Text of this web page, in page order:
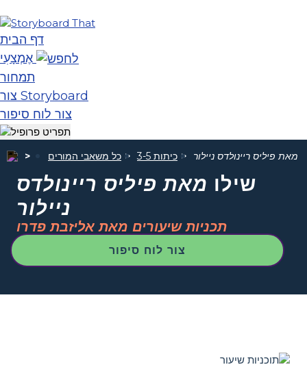
דף הבית
אֶמְצָעִי
תמחור
צור Storyboard
צור לוח סיפור
כל משאבי המורים כיתות 3-5 מאת פיליס ריינולדס ניילור
שילו מאת פיליס ריינולדס
ניילור
תכניות שיעורים מאת אליזבת פדרו
צור לוח סיפור